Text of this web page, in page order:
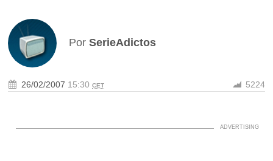
PorSerieAdictos
26/02/2007 15:30CET 5224